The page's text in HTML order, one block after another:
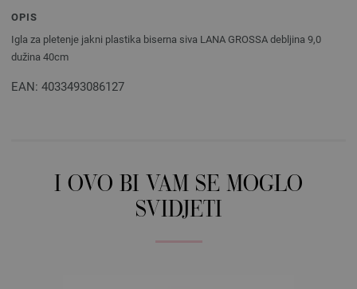
OPIS
Igla za pletenje jakni plastika biserna siva LANA GROSSA debljina 9,0
dužina 40cm
EAN: 4033493086127
I OVO BI VAM SE MOGLO
SVIDJETI